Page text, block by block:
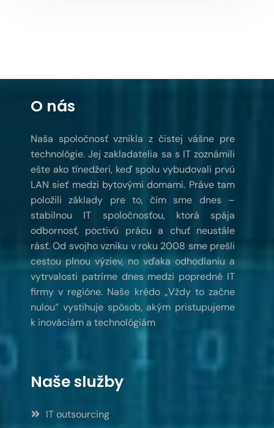
O nás
Naša spoločnosť vznikla z čistej vášne pre
technológie. Jej zakladatelia sa s IT zoznámili
ešte ako tínedžeri, keď spolu vybudovali prvú
LAN sieť medzi bytovými domami. Práve tam
položili základy pre to, čím sme dnes –
stabilnou IT spoločnosťou, ktorá spája
odbornosť, poctivú prácu a chuť neustále
rásť. Od svojho vzniku v roku 2008 sme prešli
cestou plnou výziev, no vďaka odhodlaniu a
vytrvalosti patríme dnes medzi popredné IT
firmy v regióne. Naše krédo „Vždy to začne
nulou“ vystihuje spôsob, akým pristupujeme
k inováciám a technológiám
Naše služby
IT outsourcing